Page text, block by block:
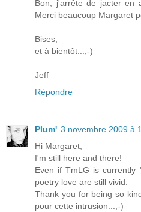
Bon, j'arrête de jacter en
Merci beaucoup Margaret
Bises,
et à bientôt...;-)
Jeff
Répondre
Plum' 3 novembre 2009 à
Hi Margaret,
I'm still here and there!
Even if TmLG is currently
poetry love are still vivid.
Thank you for being so
pour cette intrusion...;-)